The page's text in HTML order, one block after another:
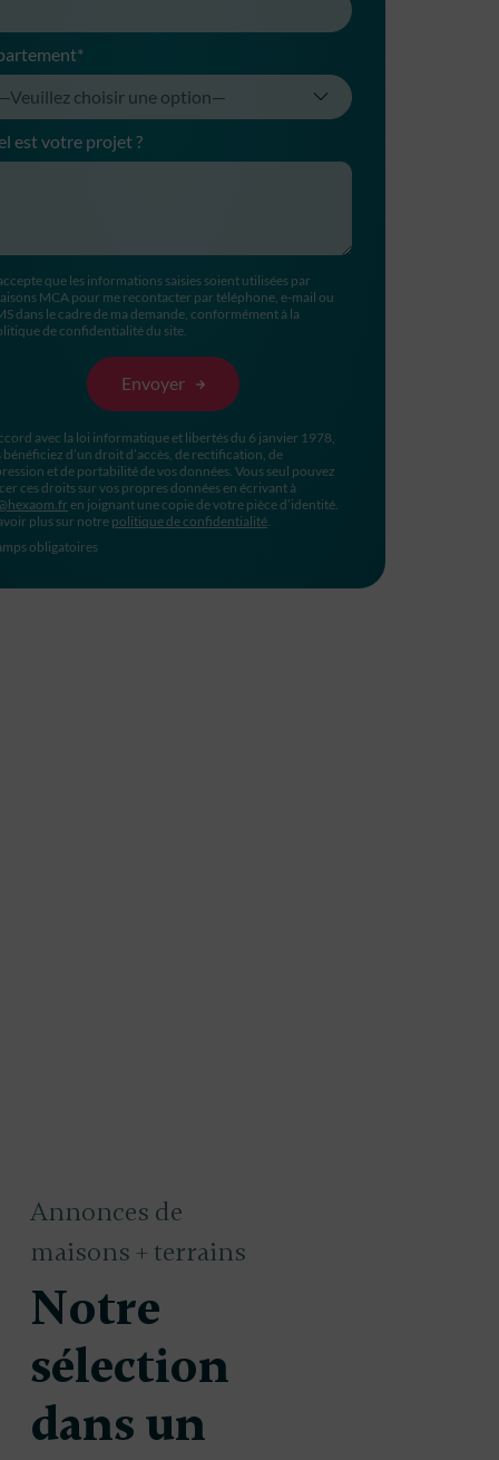
est votre projet ?
que les informations saisies soient utilisées par
MCA pour me recontacter par téléphone, e-mail ou
dans le cadre de ma demande, conformément à la
de confidentialité du site.
avec la loi informatique et libertés du 6 janvier 1978,
bénéficiez d’un droit d’accès, de rectification, de
et de portabilité de vos données. Vous seul pouvez
ces droits sur vos propres données en écrivant à
en joignant une copie de votre pièce d’identité.
plus sur notre politique de confidentialité
obligatoires
Annonces de
maisons + terrains
Notre
sélection
dans un
220 000 €